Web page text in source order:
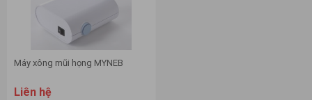
Máy xông mũi họng MYNEB
Liên hệ